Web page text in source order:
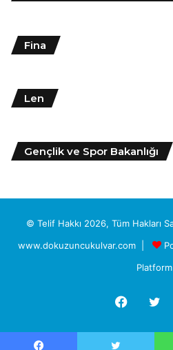
Fina
Len
Gençlik ve Spor Bakanlığı
© Telif Hakkı 2026, Tüm Hakları
www.dokuzuncukulvar.com |
Platform